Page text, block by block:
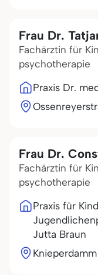
Frau Dr.
Fachärztin für
psychotherapie
Praxis Dr.
Frau Dr.
Fachärztin für
psychotherapie
Praxis für
Jutta Braun